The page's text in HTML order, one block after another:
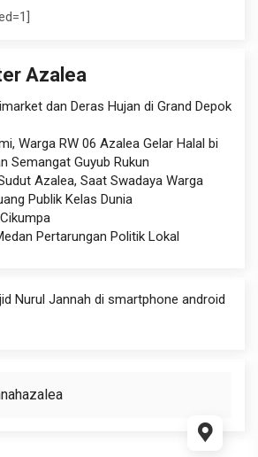
Azalea
dan Deras Hujan di Grand Depok
Warga RW 06 Azalea Gelar Halal bi
Semangat Guyub Rukun
Azalea, Saat Swadaya Warga
Publik Kelas Dunia
Pertarungan Politik Lokal
Nurul Jannah di smartphone android